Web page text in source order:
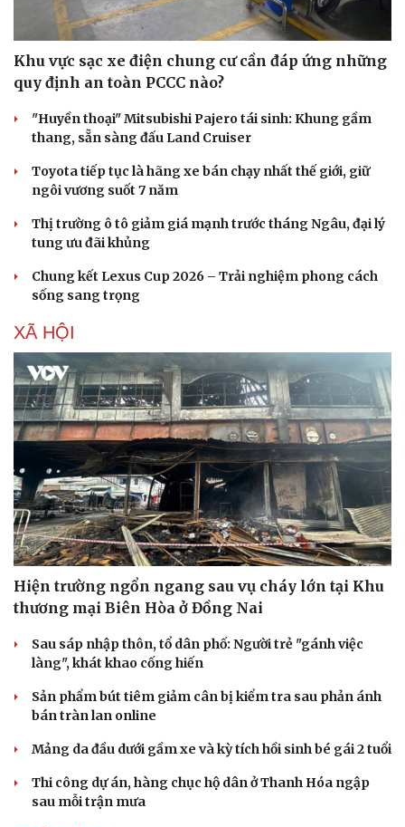
Dinh dưỡng - món ngon
Cây thuốc
Nhi khoa
Nam khoa
Phòng mạch online
Ăn sạch sống khỏe
Nhà đẹp
Blog
Khu vực sạc xe điện chung cư cần đáp ứng những
quy định an toàn PCCC nào?
"Huyền thoại" Mitsubishi Pajero tái sinh: Khung gầm
thang, sẵn sàng đấu Land Cruiser
Toyota tiếp tục là hãng xe bán chạy nhất thế giới, giữ
ngôi vương suốt 7 năm
Thị trường ô tô giảm giá mạnh trước tháng Ngâu, đại lý
tung ưu đãi khủng
Chung kết Lexus Cup 2026 – Trải nghiệm phong cách
sống sang trọng
XÃ HỘI
Hiện trường ngổn ngang sau vụ cháy lớn tại Khu
thương mại Biên Hòa ở Đồng Nai
Sau sáp nhập thôn, tổ dân phố: Người trẻ "gánh việc
làng", khát khao cống hiến
Sản phẩm bút tiêm giảm cân bị kiểm tra sau phản ánh
bán tràn lan online
Mảng da đầu dưới gầm xe và kỳ tích hồi sinh bé gái 2 tuổi
Thi công dự án, hàng chục hộ dân ở Thanh Hóa ngập
sau mỗi trận mưa